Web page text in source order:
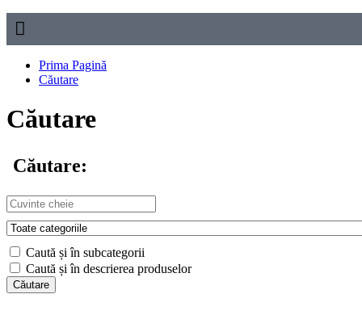
Prima Pagină
Căutare
Căutare
Căutare:
Caută și în subcategorii
Caută și în descrierea produselor